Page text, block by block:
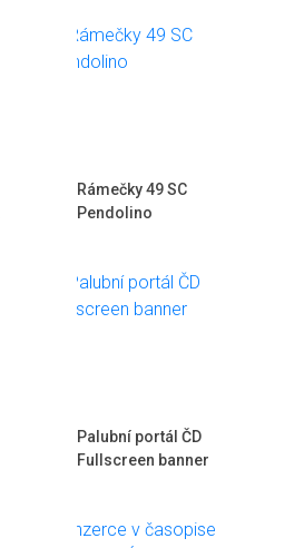
Rámečky 49 SC
Pendolino
Palubní portál ČD
Fullscreen banner